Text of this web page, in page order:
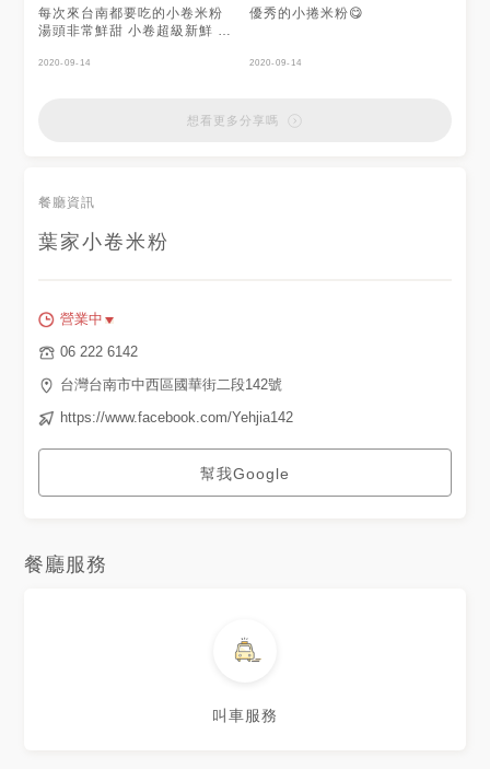
每次來台南都要吃的小卷米粉
湯頭非常鮮甜 小卷超級新鮮 真
2020-09-14
優秀的小捲米粉😋
2020-09-14
想看更多分享嗎
餐廳資訊
葉家小卷米粉
營業中
06 222 6142
台灣台南市中西區國華街二段142號
https://www.facebook.com/Yehjia142
幫我Google
餐廳服務
叫車服務